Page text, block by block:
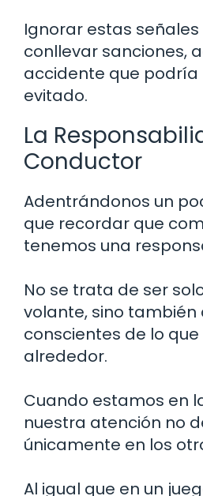
Ignorar estas
conllevar sanciones,
accidente que podría
evitado.
La
Conductor
Adentrándonos un
que recordar que
tenemos una
No se trata de ser
volante, sino también
conscientes de lo
alrededor.
Cuando estamos en
nuestra atención no
únicamente en los
Al igual que en un